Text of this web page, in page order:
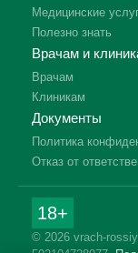
Медицинские
Полезно знать
Врачам и
Врачам
Клиникам
Документы
Политика
Отказ от
18+
© 2026 vrach-